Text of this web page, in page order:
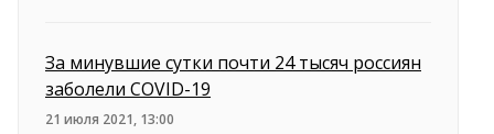
За минувшие сутки почти 24 тысяч россиян
заболели СOVID-19
21 июля 2021, 13:00